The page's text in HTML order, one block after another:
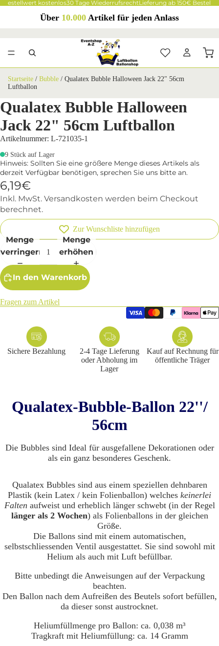
Bestellwert kostenlos30 Tage WiederrufsrechtLieferung ab 150€
Über 10.000 Artikel für jeden Anlass
Startseite / Bubble / Qualatex Bubble Halloween Jack 22" 56cm
Luftballon
Qualatex Bubble Halloween
Jack 22" 56cm Luftballon
Artikelnummer: L-721035-1
9 Stück auf Lager
Hinweis: Sollten Sie eine größere Menge dieses Artikels als
derzeit Verfügbar benötigen, sprechen Sie uns bitte an.
6,19€
Inkl. MwSt. Versandkosten werden beim Checkout
berechnet.
Zur Wunschliste hinzufügen
Menge
verringern
Menge
erhöhen
In den Warenkorb
Fragen zum Artikel
Sichere Bezahlung
2-4 Tage Lieferung
oder Abholung im
Lager
Kauf auf Rechnung für
öffentliche Träger
Qualatex-Bubble-Ballon 22''/
56cm
Die Bubbles sind Ideal für ausgefallene Dekorationen oder
als ein ganz besonderes Geschenk.
Qualatex Bubbles sind aus einem speziellen dehnbaren
Plastik (kein Latex / kein Folienballon) welches keinerlei
Falten aufweist und erheblich länger schwebt (in der Regel
länger als 2 Wochen) als Folienballons in der gleichen
Größe.
Die Ballons sind mit einem automatischen,
selbstschliessenden Ventil ausgestattet. Sie sind sowohl mit
Helium als auch mit Luft befüllbar.
Bitte unbedingt die Anweisungen auf der Verpackung
beachten.
Den Ballon nach dem Aufreißen des Beutels sofort befüllen,
da dieser sonst austrocknet.
Heliumfüllmenge pro Ballon: ca. 0,038 m³
Tragkraft mit Heliumfüllung: ca. 14 Gramm